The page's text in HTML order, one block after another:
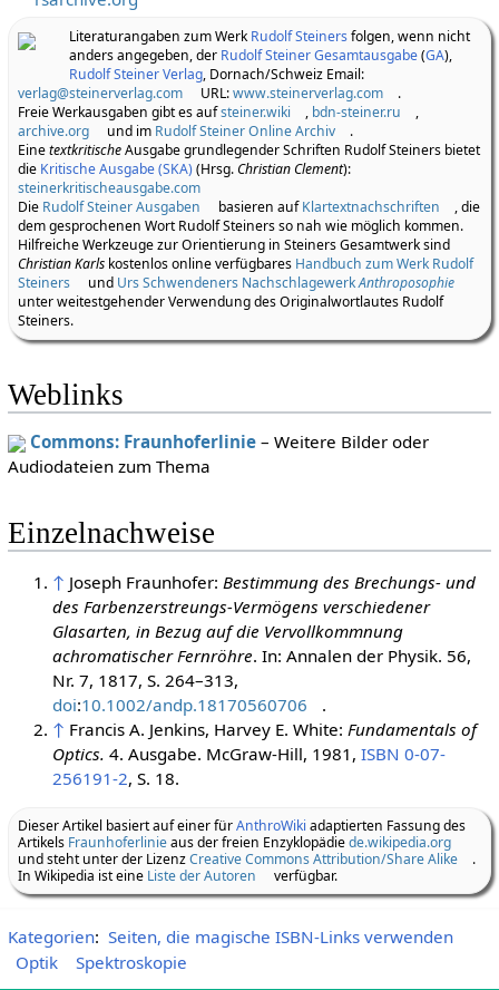
Literaturangaben zum WerkRudolf Steinersfolgen, wenn nicht
anders angegeben, der Rudolf Steiner Gesamtausgabe(GA),
Rudolf Steiner Verlag, Dornach/Schweiz Email:
verlag@steinerverlag.com
URL:www.steinerverlag.com
.
Freie Werkausgaben gibt es aufsteiner.wiki , bdn-steiner.ru
,
archive.org
und im Rudolf Steiner Online Archiv
.
EinetextkritischeAusgabe grundlegender Schriften Rudolf Steiners bietet
die Kritische Ausgabe (SKA)(Hrsg.Christian Clement):
steinerkritischeausgabe.com
Die Rudolf Steiner Ausgaben basieren aufKlartextnachschriften
, die
dem gesprochenen Wort Rudolf Steiners so nah wie möglich kommen.
Hilfreiche Werkzeuge zur Orientierung in Steiners Gesamtwerk sind
Christian Karlskostenlos online verfügbares Handbuch zum Werk Rudolf
Steiners
und Urs Schwendeners NachschlagewerkAnthroposophie
unter weitestgehender Verwendung des Originalwortlautes Rudolf
Steiners.
Weblinks
Commons: Fraunhoferlinie– Weitere Bilder oder
Audiodateien zum Thema
Einzelnachweise
↑ Joseph Fraunhofer: Bestimmung des Brechungs- und
des Farbenzerstreungs-Vermögens verschiedener
Glasarten, in Bezug auf die Vervollkommnung
achromatischer Fernröhre. In: Annalen der Physik. 56,
Nr. 7, 1817, S. 264–313,
doi:10.1002/andp.18170560706
.
↑ Francis A. Jenkins, Harvey E. White: Fundamentals of
Optics. 4. Ausgabe. McGraw-Hill, 1981, ISBN 0-07-
256191-2, S. 18.
Dieser Artikel basiert auf einer fürAnthroWiki adaptierten Fassung des
Artikels Fraunhoferlinieaus der freien Enzyklopädiede.wikipedia.org
und steht unter der LizenzCreative Commons Attribution/Share Alike
.
In Wikipedia ist eine Liste der Autoren verfügbar.
Kategorien: Seiten, die magische ISBN-Links verwenden
Optik
Spektroskopie